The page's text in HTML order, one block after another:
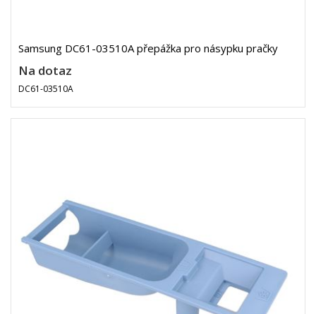
Samsung DC61-03510A přepážka pro násypku pračky
Na dotaz
DC61-03510A